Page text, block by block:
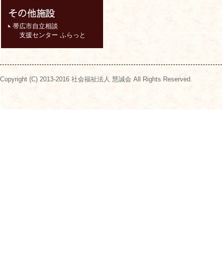
帯広市自立相談
支援センター ふらっと
Copyright (C) 2013-2016 社会福祉法人 慧誠会 All Rights Reserved.